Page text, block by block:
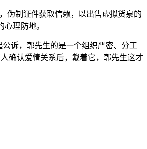
伪制证件获取信赖，以出售虚拟货泉的
理防地。
诉，郭先生的是一个组织严密、分工
确认爱情关系后，戴着它，郭先生这才